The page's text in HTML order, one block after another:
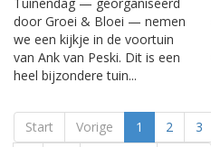
door Groei & Bloei — nemen
we een kijkje in de voortuin
van Ank van Peski. Dit is een
heel bijzondere tuin...
Start Vorige 1 2 3